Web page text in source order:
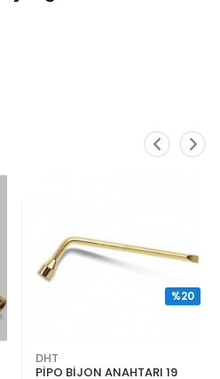
DHT
PİPO BİJON ANAHTARI 19
%20